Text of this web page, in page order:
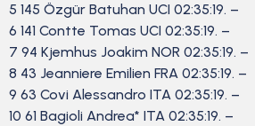
5 145 Özgür Batuhan UCI 02:35:19. –
6 141 Contte Tomas UCI 02:35:19. –
7 94 Kjemhus Joakim NOR 02:35:19. –
8 43 Jeanniere Emilien FRA 02:35:19. –
9 63 Covi Alessandro ITA 02:35:19. –
10 61 Bagioli Andrea* ITA 02:35:19. –